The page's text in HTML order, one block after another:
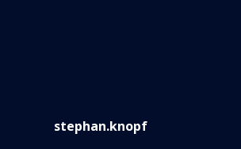
stephan.knopf